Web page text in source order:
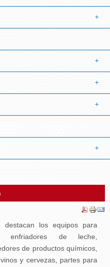
los equipos para
enfriadores de leche,
de productos químicos,
y cervezas, partes para